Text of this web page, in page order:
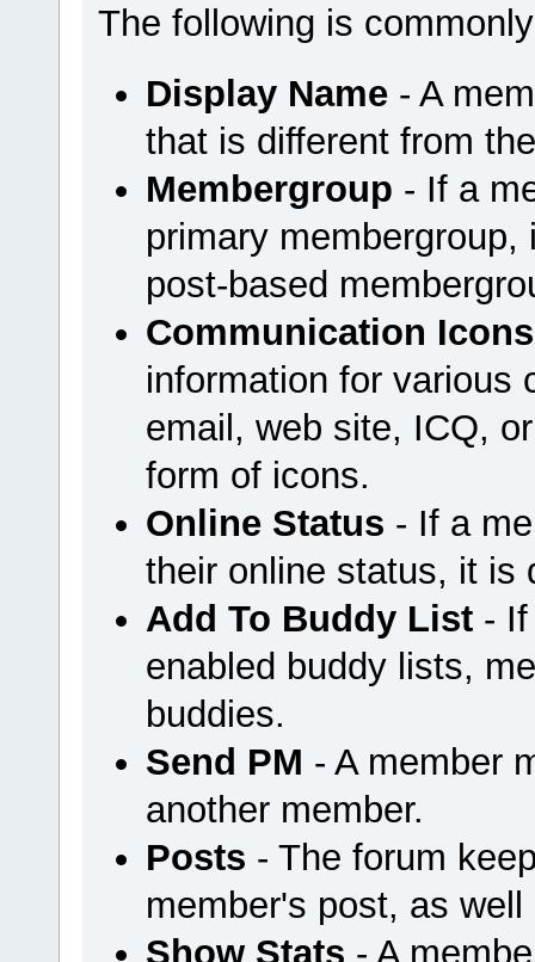
The following is
Display Name- A
that is different from
Membergroup - If a
primary
post-based
Communication Icons
information for various
email, web site, ICQ,
form of icons.
Online Status - If a
their online status, it is
Add To Buddy List- If
enabled buddy lists,
buddies.
Send PM - A member
another member.
Posts - The forum
member's post, as
Show Stats - A